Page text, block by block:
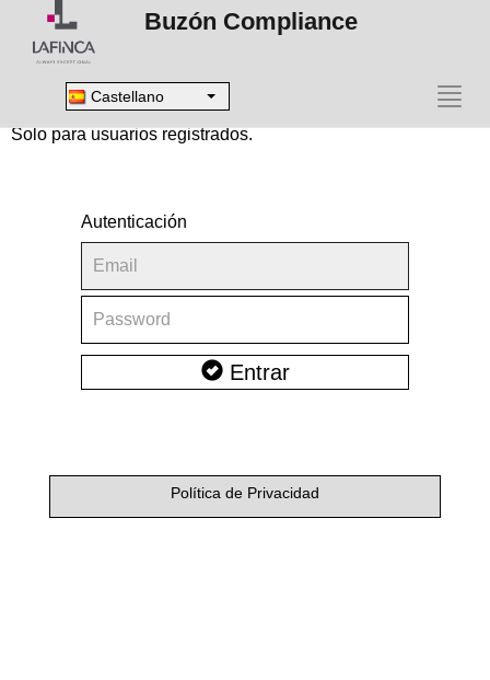
Buzón Compliance
Castellano
Acceso privado
Solo para usuarios registrados.
Autenticación
Entrar
Política de Privacidad